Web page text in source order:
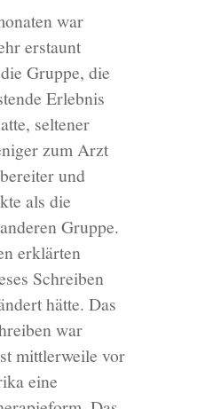
war
erstaunt
Gruppe, die
Erlebnis
seltener
zum Arzt
und
als die
Gruppe.
erklärten
Schreiben
hätte. Das
war
mittlerweile vor
eine